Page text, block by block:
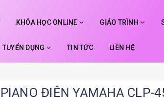
KHÓA HỌC ONLINE GIÁO TRÌNH
TUYỂN DỤNG TIN TỨC LIÊN HỆ
PIANO ĐIỆN YAMAHA CLP-